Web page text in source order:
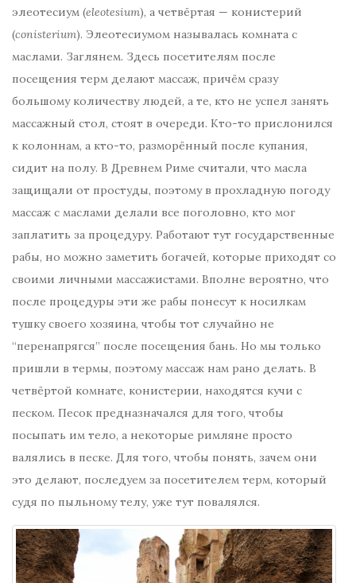
элеотесиум (eleotesium), а четвёртая — конистерий
(conisterium). Элеотесиумом называлась комната с
маслами. Заглянем. Здесь посетителям после
посещения терм делают массаж, причём сразу
большому количеству людей, а те, кто не успел занять
массажный стол, стоят в очереди. Кто-то прислонился
к колоннам, а кто-то, разморённый после купания,
сидит на полу. В Древнем Риме считали, что масла
защищали от простуды, поэтому в прохладную погоду
массаж с маслами делали все поголовно, кто мог
заплатить за процедуру. Работают тут государственные
рабы, но можно заметить богачей, которые приходят со
своими личными массажистами. Вполне вероятно, что
после процедуры эти же рабы понесут к носилкам
тушку своего хозяина, чтобы тот случайно не
“перенапрягся” после посещения бань. Но мы только
пришли в термы, поэтому массаж нам рано делать. В
четвёртой комнате, конистерии, находятся кучи с
песком. Песок предназначался для того, чтобы
посыпать им тело, а некоторые римляне просто
валялись в песке. Для того, чтобы понять, зачем они
это делают, последуем за посетителем терм, который
судя по пыльному телу, уже тут повалялся.